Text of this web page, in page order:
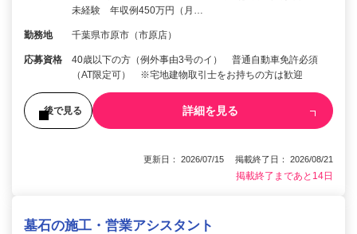
未経験 年収例450万円（月…
勤務地 千葉県市原市（市原店）
応募資格
40歳以下の方（例外事由3号のイ） 普通自動車免許必須
（AT限定可） ※宅地建物取引士をお持ちの方は歓迎
後で見る 詳細を見る
更新日： 2026/07/15 掲載終了日： 2026/08/21
掲載終了まであと14日
墓石の施工・営業アシスタント